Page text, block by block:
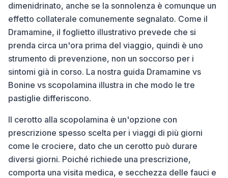
dimenidrinato, anche se la sonnolenza è comunque un
effetto collaterale comunemente segnalato. Come il
Dramamine, il foglietto illustrativo prevede che si
prenda circa un'ora prima del viaggio, quindi è uno
strumento di prevenzione, non un soccorso per i
sintomi già in corso. La nostra guida Dramamine vs
Bonine vs scopolamina illustra in che modo le tre
pastiglie differiscono.
Il cerotto alla scopolamina è un'opzione con
prescrizione spesso scelta per i viaggi di più giorni
come le crociere, dato che un cerotto può durare
diversi giorni. Poiché richiede una prescrizione,
comporta una visita medica, e secchezza delle fauci e